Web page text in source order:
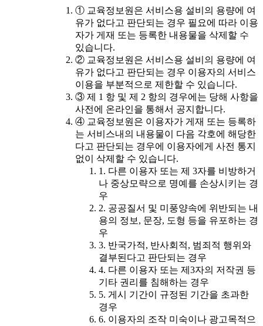
① 교육정보원은 서비스용 설비의 용량에 여
유가 없다고 판단되는 경우 필요에 따라 이용
자가 게재 또는 등록한 내용물을 삭제할 수
있습니다.
② 교육정보원은 서비스용 설비의 용량에 여
유가 없다고 판단되는 경우 이용자의 서비스
이용을 부분적으로 제한할 수 있습니다.
③ 제 1 항 및 제 2 항의 경우에는 당해 사항을
사전에 온라인을 통해서 공지합니다.
④ 교육정보원은 이용자가 게재 또는 등록하
는 서비스내의 내용물이 다음 각호에 해당한
다고 판단되는 경우에 이용자에게 사전 통지
없이 삭제할 수 있습니다.
1. 다른 이용자 또는 제 3자를 비방하거
나 중상모략으로 명예를 손상시키는 경
우
2. 공공질서 및 미풍양속에 위반되는 내
용의 정보, 문장, 도형 등을 유포하는 경
우
3. 반국가적, 반사회적, 범죄적 행위와
결부된다고 판단되는 경우
4. 다른 이용자 또는 제3자의 저작권 등
기타 권리를 침해하는 경우
5. 게시 기간이 규정된 기간을 초과한
경우
6. 이용자의 조작 미숙이나 광고목적으